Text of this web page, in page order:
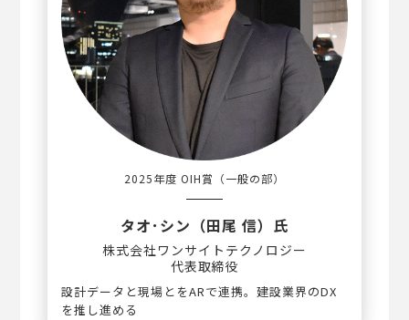
2025年度 OIH賞 （一般の部）
タオ･シン（田尾 信）氏
株式会社ワンサイトテクノロジー
代表取締役
設計データと現場とをARで連携。建設業界のDX
を推し進める